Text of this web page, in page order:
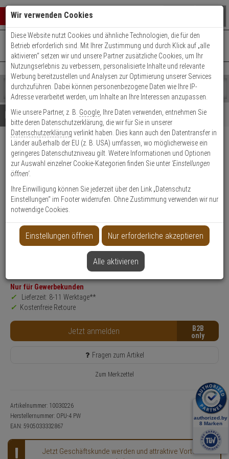
Warenkorb schließen
0 ARTIKEL IM WARENKORB
Ihr Warenkorb ist momentan leer.
Ergebnisse ()
Fertig
Shop
durchsuchen
Bitte
geben
Sie
mindestens
Zeichen
ein,
um
Suche
Es
wurde
noch
Kategorien
Suche
gestartet
+49 (0)821 899 493-0Mo. - Do.: 8:00 - 16:30 | Fr.: 8:00 - 14:00 Uhr
Kontaktservice nutzen
Details Beratung
Satel OPU-4 PW Gehäuse aus
Kunststoff
Produktmerkmale
Datenblatt drucken
Produktinformationen
Zubehörartikel, Gehäuse
Nur für Gewerbekunden
Lieferzeit: 8-11 Werktage**
Kostenfreie Retoure
Jetzt anmelden B2B
Fragen zum Artikel
Zum Merkzettel
Artikelnummer: 10030226
Herstellernummer: OPU-4 PW
EAN: 5905033332867
Jetzt Geschäftskunde werden und attraktive Vorteile
Wir verwenden Cookies
Diese Website nutzt Cookies und ähnliche Technologien, die für den
Betrieb erforderlich sind. Mit Ihrer Zustimmung und durch Klick auf „alle
aktivieren“ setzen wir und unsere Partner zusätzliche Cookies, um Ihr
Nutzungserlebnis zu verbessern, personalisierte Inhalte und relevante
Werbung bereitzustellen und Analysen zur Optimierung unserer Services
durchzuführen. Dabei können personenbezogene Daten wie Ihre IP-
Adresse verarbeitet werden, um Inhalte an Ihre Interessen anzupassen.
Wie unsere Partner, z. B. Google , Ihre Daten verwenden, entnehmen Sie
bitte deren Datenschutzerklärung, die wir für Sie in unserer
Datenschutzerklärung verlinkt haben. Dies kann auch den Datentransfer in
Länder außerhalb der EU (z. B. USA) umfassen, wo möglicherweise ein
geringeres Datenschutzniveau gilt. Weitere Informationen und Optionen
zur Auswahl einzelner Cookie-Kategorien finden Sie unter 'Einstellungen
öffnen'.
Ihre Einwilligung können Sie jederzeit über den Link „Datenschutz
Einstellungen“ im Footer widerrufen. Ohne Zustimmung verwenden wir nur
notwendige Cookies.
Einstellungen öffnen Nur erforderliche akzeptieren
Alle aktivieren